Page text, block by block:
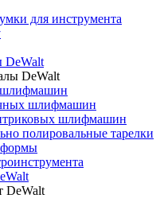
для инструмента
DeWalt
шлифмашин
шлифмашин
полировальные тарелки
DeWalt